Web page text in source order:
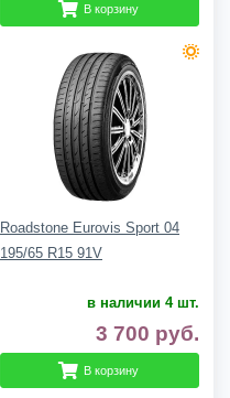
В корзину
Roadstone Eurovis Sport 04
195/65 R15 91V
в наличии 4 шт.
3 700 руб.
В корзину